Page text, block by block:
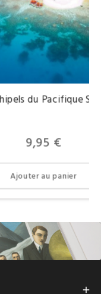
du Pacifique
Prix
9,95 €
Ajouter au panier
